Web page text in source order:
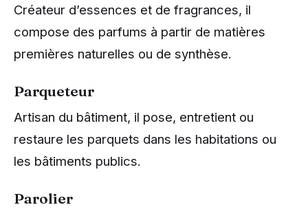
Créateur d’essences et de fragrances, il
compose des parfums à partir de matières
premières naturelles ou de synthèse.
Parqueteur
Artisan du bâtiment, il pose, entretient ou
restaure les parquets dans les habitations ou
les bâtiments publics.
Parolier